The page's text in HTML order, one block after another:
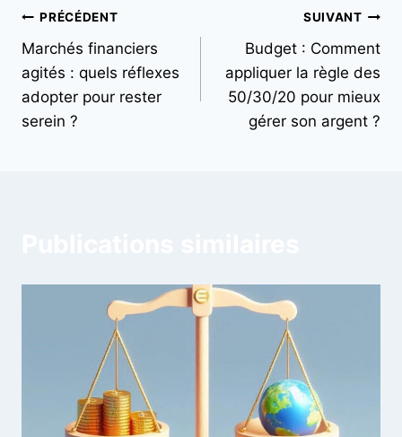
PRÉCÉDENT
Marchés financiers
agités : quels réflexes
adopter pour rester
serein ?
SUIVANT
Budget : Comment
appliquer la règle des
50/30/20 pour mieux
gérer son argent ?